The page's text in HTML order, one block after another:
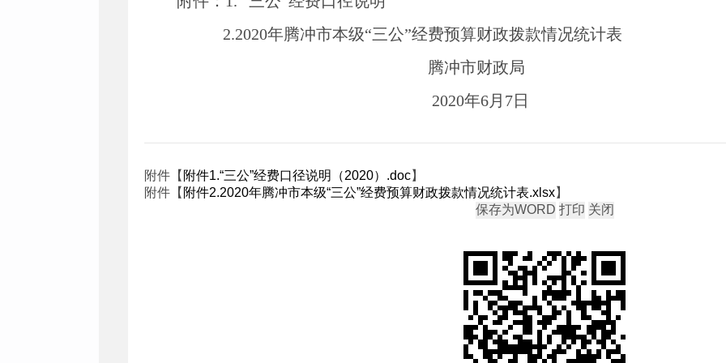
2.2020年腾冲市本级“三公”经费预算财政拨款情况统计表
腾冲市财政局
2020年6月 7日
附件【 附件1.“三公”经费口径说明（2020）.doc】
附件【 附件2.2020年腾冲市本级“三公”经费预算财政拨款情况统计表.xlsx】